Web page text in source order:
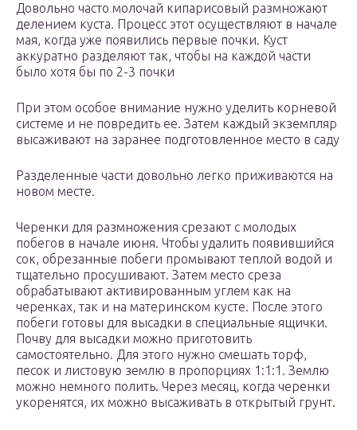
Довольно часто молочай кипарисовый размножают
делением куста. Процесс этот осуществляют в начале
мая, когда уже появились первые почки. Куст
аккуратно разделяют так, чтобы на каждой части
было хотя бы по 2-3 почки
При этом особое внимание нужно уделить корневой
системе и не повредить ее. Затем каждый экземпляр
высаживают на заранее подготовленное место в саду
Разделенные части довольно легко приживаются на
новом месте.
Черенки для размножения срезают с молодых
побегов в начале июня. Чтобы удалить появившийся
сок, обрезанные побеги промывают теплой водой и
тщательно просушивают. Затем место среза
обрабатывают активированным углем как на
черенках, так и на материнском кусте. После этого
побеги готовы для высадки в специальные ящички.
Почву для высадки можно приготовить
самостоятельно. Для этого нужно смешать торф,
песок и листовую землю в пропорциях 1:1:1. Землю
можно немного полить. Через месяц, когда черенки
укоренятся, их можно высаживать в открытый грунт.